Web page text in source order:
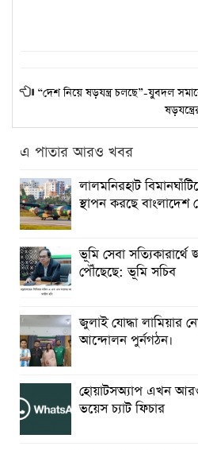
“দেশ নিয়ে ষড়যন্ত্র চলছে”-যুবদল
এ পাতার আরও খবর
লালমনিরহাট
স্থাপন করছে বাংলাদেশ
ভূমি সেবা
পৌঁছেছে: ভূমি সচিব
জুলাই যোদ্ধা লামিয়ার
আন্দোলন পুর্নগঠন।
হোয়াটসঅ্যাপ এখন আরও
ভয়েস চ্যাট ফিচার